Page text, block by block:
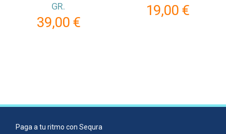
GR.
39,00 €
19,00 €
Paga a tu ritmo con Sequra